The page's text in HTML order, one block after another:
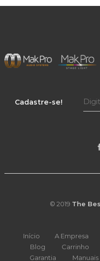
Cadastre-se!
© 2019 The
Início A Empresa
Blog
Carrinho
Garantia
Manuais